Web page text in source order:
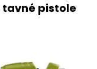
pistole